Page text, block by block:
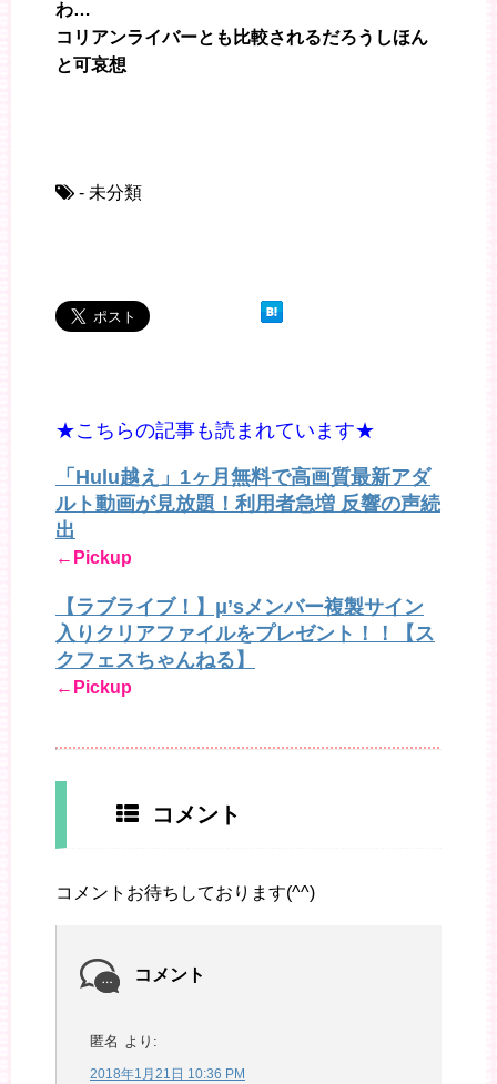
わ…
コリアンライバーとも比較されるだろうしほん
と可哀想
- 未分類
★こちらの記事も読まれています★
「Hulu越え」1ヶ月無料で高画質最新アダ
ルト動画が見放題！利用者急増 反響の声続
出
←Pickup
【ラブライブ！】μ’sメンバー複製サイン
入りクリアファイルをプレゼント！！【ス
クフェスちゃんねる】
←Pickup
コメント
コメントお待ちしております(^^)
コメント
匿名 より:
2018年1月21日 10:36 PM